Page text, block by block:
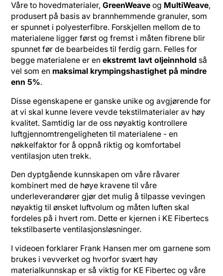
Våre to hovedmaterialer,GreenWeave og MultiWeave,
produsert på basis av brannhemmende granuler, som
er spunnet i polyesterfibre. Forskjellen mellom de to
materialene ligger først og fremst i måten fibrene blir
spunnet før de bearbeides til ferdig garn. Felles for
begge materialene er enekstremt lavt oljeinnhold så
vel som en maksimal krympingshastighet på mindre
enn 5%.
Disse egenskapene er ganske unike og avgjørende for
at vi skal kunne levere vevde tekstilmaterialer av høy
kvalitet. Samtidig lar de oss nøyaktig kontrollere
luftgjennomtrengeligheten til materialene - en
nøkkelfaktor for å oppnå riktig og komfortabel
ventilasjon uten trekk.
Den dyptgående kunnskapen om våre råvarer
kombinert med de høye kravene til våre
underleverandører gjør det mulig å tilpasse vevingen
nøyaktig til ønsket luftvolum og måten luften skal
fordeles på i hvert rom. Dette er kjernen i KE Fibertecs
tekstilbaserte ventilasjonsløsninger.
I videoen forklarer Frank Hansen mer om garnene som
brukes i vevverket og hvorfor svært høy
materialkunnskap er så viktig for KE Fibertec og våre